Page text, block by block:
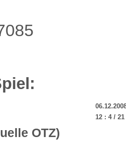
12 : 4 /
OTZ)